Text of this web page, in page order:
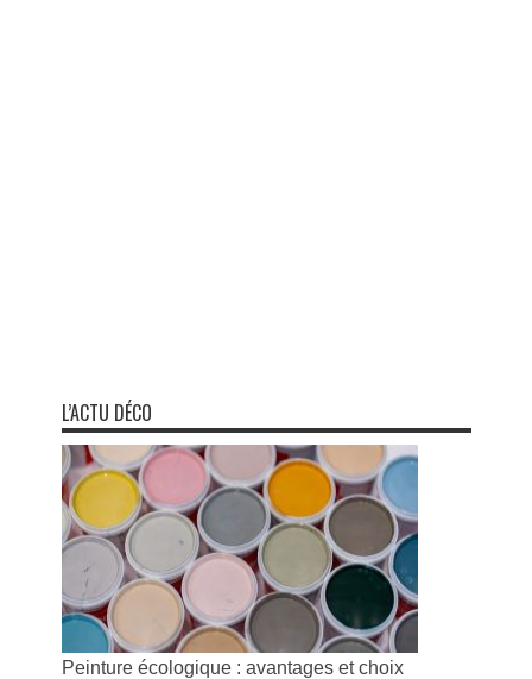
L’ACTU DÉCO
Peinture écologique : avantages et choix